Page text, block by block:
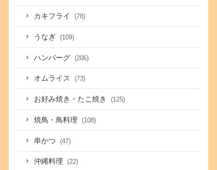
カキフライ (78)
うなぎ (109)
ハンバーグ (206)
オムライス (73)
お好み焼き・たこ焼き (125)
焼鳥・鳥料理 (108)
串かつ (47)
沖縄料理 (22)